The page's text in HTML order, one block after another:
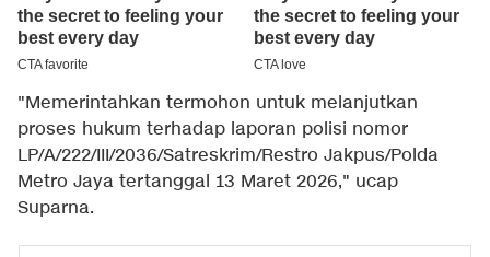
"Memerintahkan termohon untuk melanjutkan
proses hukum terhadap laporan polisi nomor
LP/A/222/III/2036/Satreskrim/Restro Jakpus/Polda
Metro Jaya tertanggal 13 Maret 2026," ucap
Suparna.